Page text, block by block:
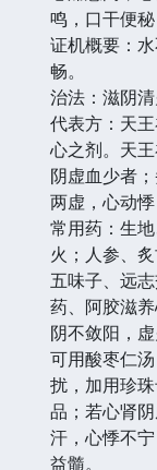
鸣，口干便
证机概要：
畅。
治法：滋阴清
代表方：天
心之剂。天
阴虚血少者
两虚，心动悸
常用药：生
火；人参、
五味子、远
药、阿胶滋养
阴不敛阳，
可用酸枣仁
扰，加用珍
品；若心肾
汗，心悸不
益髓。